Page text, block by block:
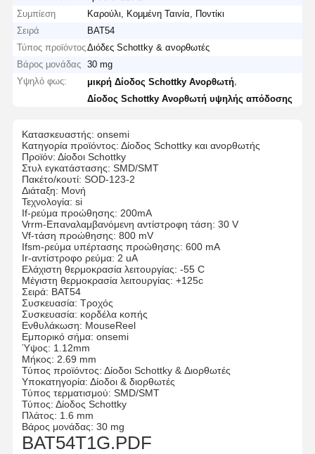
Συμπίεση
Καρούλι, Κομμένη Ταινία, Ποντίκι
Σειρά
ΒΑΤ54
Τύπος προϊόντοςΔιόδες Schottky & ανορθωτές
Βάρος μονάδας
30 mg
Υψηλό φως:
μικρή Δίοδος Schottky Ανορθωτή
Δίοδος Schottky Ανορθωτή υψηλής απόδοσης
Κατασκευαστής: onsemi
Κατηγορία προϊόντος: Δίοδος Schottky και ανορθωτής
Προϊόν: Δίοδοι Schottky
Στυλ εγκατάστασης: SMD/SMT
Πακέτο/κουτί: SOD-123-2
Διάταξη: Μονή
Τεχνολογία: si
If-ρεύμα προώθησης: 200mA
Vrrm-Επαναλαμβανόμενη αντίστροφη τάση: 30 V
Vf-τάση προώθησης: 800 mV
Ifsm-ρεύμα υπέρτασης προώθησης: 600 mA
Ir-αντίστροφο ρεύμα: 2 uA
Ελάχιστη θερμοκρασία λειτουργίας: -55 C
Μέγιστη θερμοκρασία λειτουργίας: +125c
Σειρά: BAT54
Συσκευασία: Τροχός
Συσκευασία: κορδέλα κοπής
Ενθυλάκωση: MouseReel
Εμπορικό σήμα: onsemi
Ύψος: 1.12mm
Μήκος: 2.69 mm
Τύπος προϊόντος: Δίοδοι Schottky & Διορθωτές
Υποκατηγορία: Δίοδοι & διορθωτές
Τύπος τερματισμού: SMD/SMT
Τύπος: Δίοδος Schottky
Πλάτος: 1.6 mm
Βάρος μονάδας: 30 mg
BAT54T1G.PDF